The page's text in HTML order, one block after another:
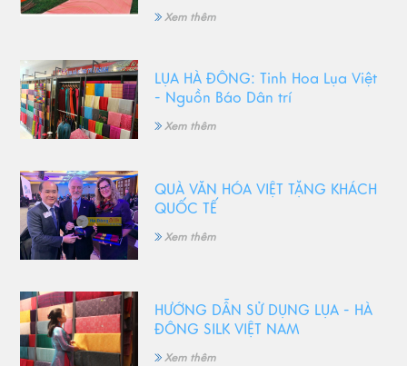
Xem thêm
LỤA HÀ ĐÔNG: Tinh Hoa Lụa Việt
- Nguồn Báo Dân trí
Xem thêm
QUÀ VĂN HÓA VIỆT TẶNG KHÁCH
QUỐC TẾ
Xem thêm
HƯỚNG DẪN SỬ DỤNG LỤA - HÀ
ĐÔNG SILK VIỆT NAM
Xem thêm